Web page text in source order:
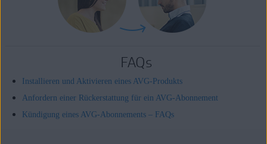
FAQs
Installieren und Aktivieren eines AVG-Produkts
Anfordern einer Rückerstattung für ein AVG-Abonnement
Kündigung eines AVG-Abonnements – FAQs